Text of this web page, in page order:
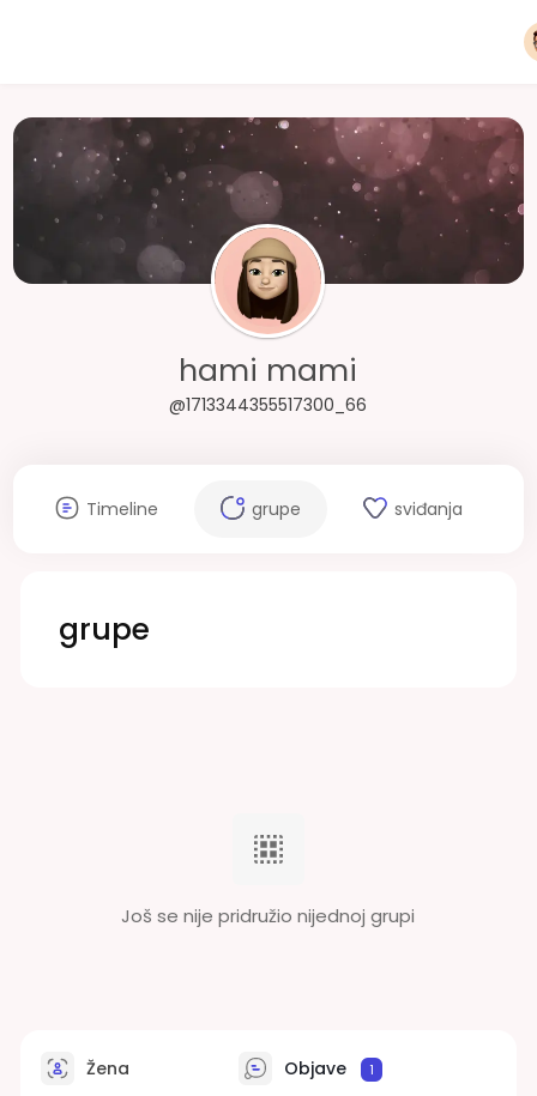
hami mami
@1713344355517300_66
Timeline grupe sviđanja
grupe
Još se nije pridružio nijednoj grupi
Žena Objave 1